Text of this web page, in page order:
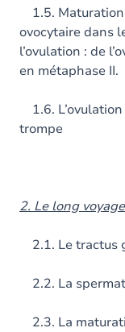
1.5. Maturation
ovocytaire dans
l’ovulation : de
en métaphase II.
1.6.
trompe
2. Le long
2.1. Le tractus
2.2. La
2.3. La